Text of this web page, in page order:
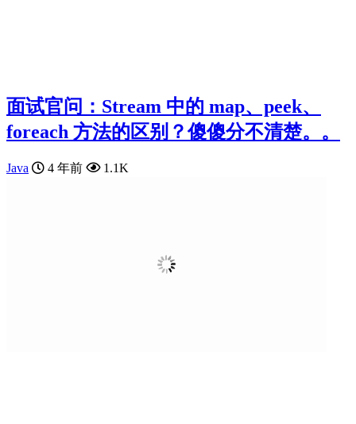
面试官问：Stream 中的 map、peek、
foreach 方法的区别？傻傻分不清楚。。
Java 4 年前 1.1K